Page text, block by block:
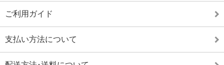
ご利用ガイド
支払い方法について